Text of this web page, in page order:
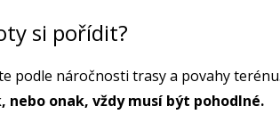
si pořídit?
podle náročnosti trasy a povahy
onak, vždy musí být pohodlné.